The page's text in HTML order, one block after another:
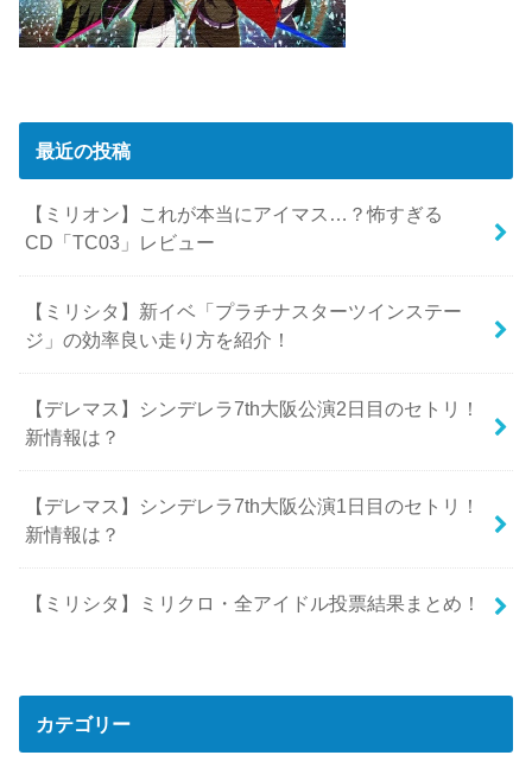
最近の投稿
【ミリオン】これが本当にアイマス…？怖すぎる
CD「TC03」レビュー
【ミリシタ】新イベ「プラチナスターツインステー
ジ」の効率良い走り方を紹介！
【デレマス】シンデレラ7th大阪公演2日目のセトリ！
新情報は？
【デレマス】シンデレラ7th大阪公演1日目のセトリ！
新情報は？
【ミリシタ】ミリクロ・全アイドル投票結果まとめ！
カテゴリー